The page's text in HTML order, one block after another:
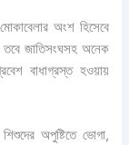
অংশ হিসেবে
তবে জাতিসংঘসহ অনেক
বাধাগ্রস্ত হওয়ায়
অপুষ্টিতে ভোগা,